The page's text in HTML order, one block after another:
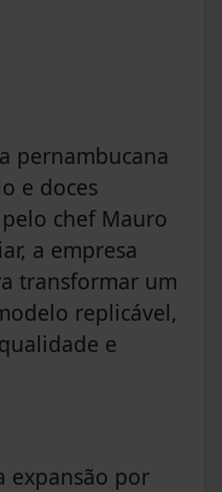
pernambucana
e doces
chef Mauro
a empresa
transformar um
replicável,
e
expansão por